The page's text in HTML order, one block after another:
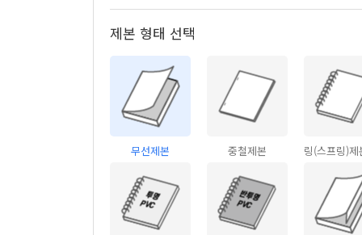
제본 형태 선택
무선제본 중철제본